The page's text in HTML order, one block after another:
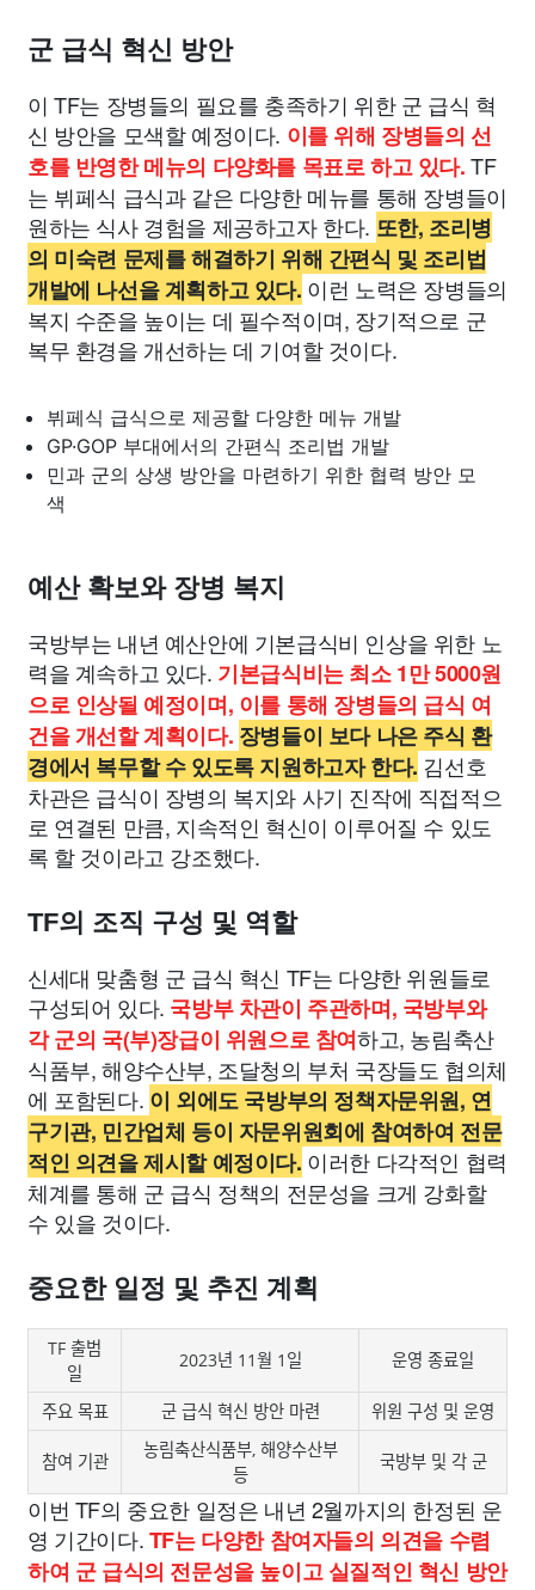
군 급식 혁신 방안
이 TF는 장병들의 필요를 충족하기 위한 군 급식 혁
신 방안을 모색할 예정이다. 이를 위해 장병들의 선
호를 반영한 메뉴의 다양화를 목표로 하고 있다.TF
는 뷔페식 급식과 같은 다양한 메뉴를 통해 장병들이
원하는 식사 경험을 제공하고자 한다. 또한, 조리병
의 미숙련 문제를 해결하기 위해 간편식 및 조리법
개발에 나선을 계획하고 있다. 이런 노력은 장병들의
복지 수준을 높이는 데 필수적이며, 장기적으로 군
복무 환경을 개선하는 데 기여할 것이다.
뷔페식 급식으로 제공할 다양한 메뉴 개발
GP·GOP 부대에서의 간편식 조리법 개발
민과 군의 상생 방안을 마련하기 위한 협력 방안 모
색
예산 확보와 장병 복지
국방부는 내년 예산안에 기본급식비 인상을 위한 노
력을 계속하고 있다. 기본급식비는 최소 1만 5000원
으로 인상될 예정이며, 이를 통해 장병들의 급식 여
건을 개선할 계획이다. 장병들이 보다 나은 주식 환
경에서 복무할 수 있도록 지원하고자 한다. 김선호
차관은 급식이 장병의 복지와 사기 진작에 직접적으
로 연결된 만큼, 지속적인 혁신이 이루어질 수 있도
록 할 것이라고 강조했다.
TF의 조직 구성 및 역할
신세대 맞춤형 군 급식 혁신 TF는 다양한 위원들로
구성되어 있다. 국방부 차관이 주관하며, 국방부와
각 군의 국(부)장급이 위원으로 참여하고, 농림축산
식품부, 해양수산부, 조달청의 부처 국장들도 협의체
에 포함된다. 이 외에도 국방부의 정책자문위원, 연
구기관, 민간업체 등이 자문위원회에 참여하여 전문
적인 의견을 제시할 예정이다. 이러한 다각적인 협력
체계를 통해 군 급식 정책의 전문성을 크게 강화할
수 있을 것이다.
중요한 일정 및 추진 계획
TF 출범
일
2023년 11월 1일 운영 종료일
주요 목표 군 급식 혁신 방안 마련 위원 구성 및 운영
참여 기관
농림축산식품부, 해양수산부
등
국방부 및 각 군
이번 TF의 중요한 일정은 내년 2월까지의 한정된 운
영 기간이다.TF는 다양한 참여자들의 의견을 수렴
하여 군 급식의 전문성을 높이고 실질적인 혁신 방안